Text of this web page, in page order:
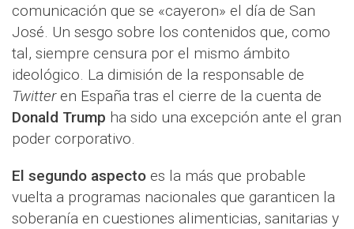
comunicación que se «cayeron» el día de San
José. Un sesgo sobre los contenidos que, como
tal, siempre censura por el mismo ámbito
ideológico. La dimisión de la responsable de
Twitter en España tras el cierre de la cuenta de
Donald Trump ha sido una excepción ante el gran
poder corporativo.
El segundo aspecto es la más que probable
vuelta a programas nacionales que garanticen la
soberanía en cuestiones alimenticias, sanitarias y